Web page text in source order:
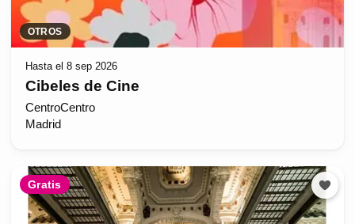
OTROS
Hasta el 8 sep 2026
Cibeles de Cine
CentroCentro
Madrid
Gratis